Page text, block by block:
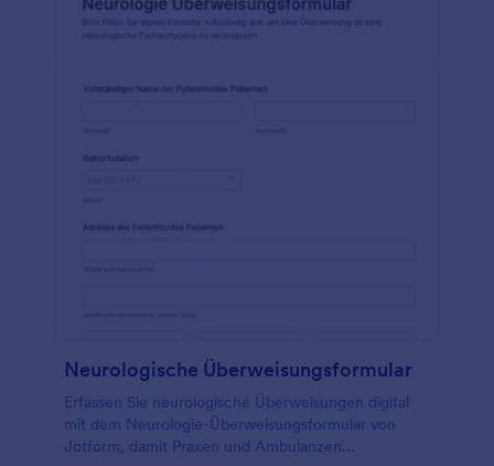
Neurologische Überweisungsformular
Erfassen Sie neurologische Überweisungen digital
mit dem Neurologie-Überweisungsformular von
Jotform, damit Praxen und Ambulanzen